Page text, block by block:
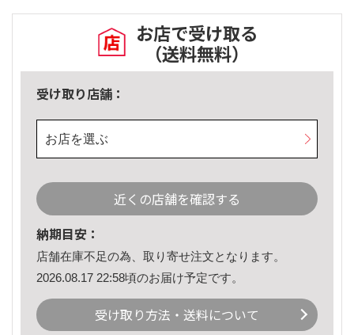
お店で受け取る
（送料無料）
受け取り店舗：
お店を選ぶ
近くの店舗を確認する
納期目安：
店舗在庫不足の為、取り寄せ注文となります。
2026.08.17 22:58頃のお届け予定です。
受け取り方法・送料について